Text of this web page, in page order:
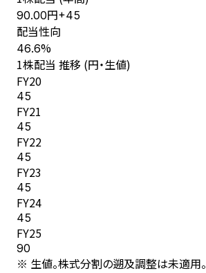
90.00円+45
配当性向
46.6%
1株配当 推移 (円・生値)
FY20
45
FY21
45
FY22
45
FY23
45
FY24
45
FY25
90
※ 生値。株式分割の遡及調整は未適用。